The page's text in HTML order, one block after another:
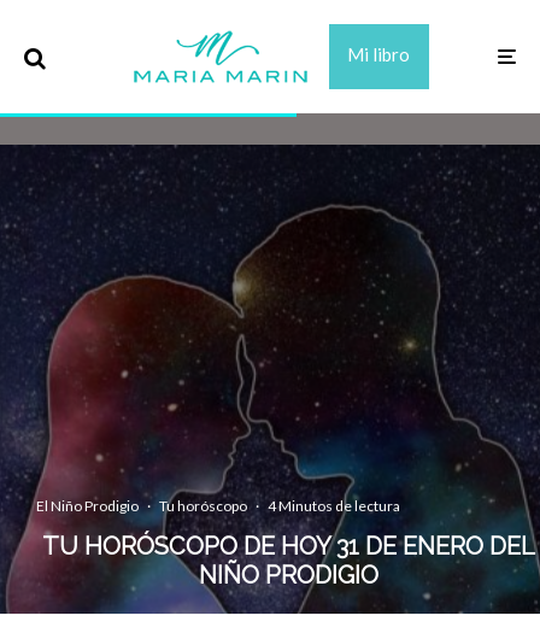
Mi libro
El Niño Prodigio · Tu horóscopo · 4 Minutos de lectura
TU HORÓSCOPO DE HOY 31 DE ENERO DEL
NIÑO PRODIGIO